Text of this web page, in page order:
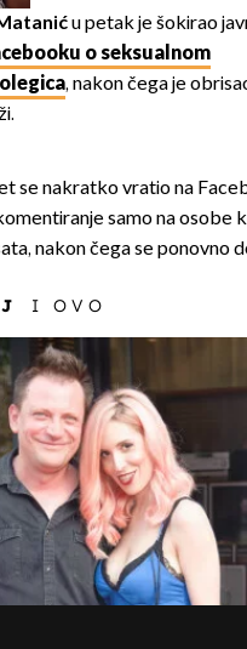
u petak je šokirao
o seksualnom
, nakon čega je
se nakratko vratio na
samo na osobe
nakon čega se ponovno
I OVO